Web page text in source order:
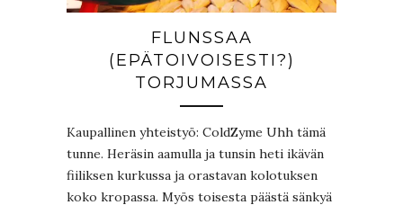
FLUNSSAA
(EPÄTOIVOISESTI?)
TORJUMASSA
Kaupallinen yhteistyö: ColdZyme Uhh tämä
tunne. Heräsin aamulla ja tunsin heti ikävän
fiiliksen kurkussa ja orastavan kolotuksen
koko kropassa. Myös toisesta päästä sänkyä